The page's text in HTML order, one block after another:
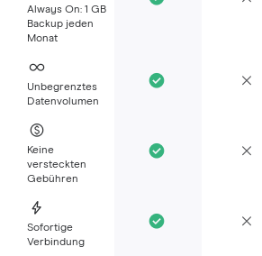
Always On: 1 GB
Backup jeden
Monat
Unbegrenztes
Datenvolumen
Keine
versteckten
Gebühren
Sofortige
Verbindung